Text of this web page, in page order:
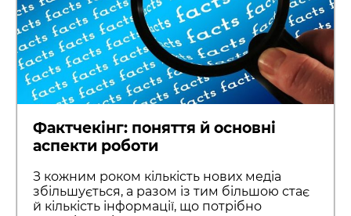
Фактчекінг: поняття й основні
аспекти роботи
З кожним роком кількість нових медіа
збільшується, а разом із тим більшою стає
й кількість інформації, що потрібно